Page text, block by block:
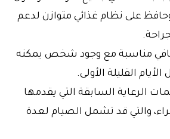
على نظام غذائي متوازن لدعم
مناسبة مع وجود شخص يمكنه
القليلة الأولى.
الرعاية السابقة التي يقدمها
والتي قد تشمل الصيام لعدة